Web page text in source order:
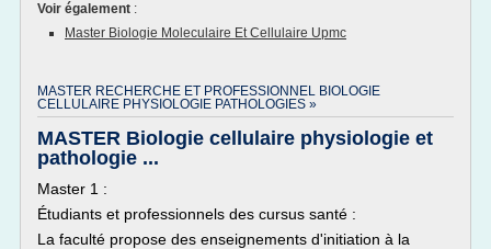
Voir également :
Master Biologie Moleculaire Et Cellulaire Upmc
MASTER RECHERCHE ET PROFESSIONNEL BIOLOGIE
CELLULAIRE PHYSIOLOGIE PATHOLOGIES »
MASTER Biologie cellulaire physiologie et
pathologie ...
Master 1 :
Étudiants et professionnels des cursus santé :
La faculté propose des enseignements d'initiation à la